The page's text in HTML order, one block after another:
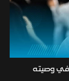
في وصيته